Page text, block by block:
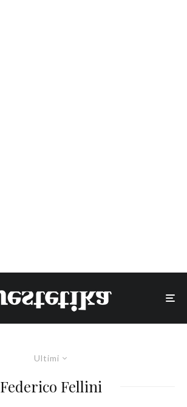
Ultimi
Federico Fellini